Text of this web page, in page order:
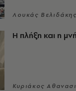
Λουκάς Βελιδάκης
Η πλήξη και η
Κυριάκος